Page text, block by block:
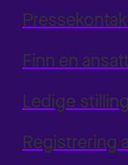
Finn en ansatt
Ledige
Registrering